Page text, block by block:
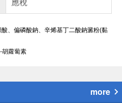
、偏磷酸鈉、辛烯基丁二酸鈉澱粉(黏
胡蘿蔔素
more